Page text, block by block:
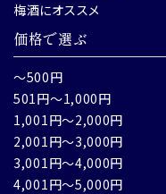
梅酒にオススメ
価格で選ぶ
～500円
501円～1,000円
1,001円～2,000円
2,001円～3,000円
3,001円～4,000円
4,001円～5,000円